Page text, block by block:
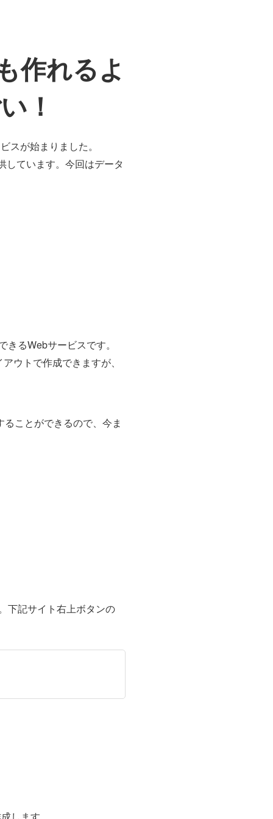
作れるよ
！
スが始まりました。
しています。今回はデータ
るWebサービスです。
ウトで作成できますが、
ことができるので、今ま
下記サイト右上ボタンの